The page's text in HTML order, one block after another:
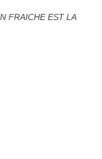
FRAICHE EST LA